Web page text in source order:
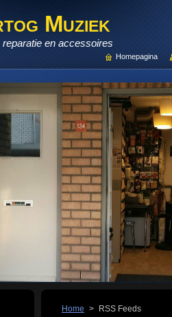
Muziek
en accessoires
Home > RSS Feeds
Homepagina